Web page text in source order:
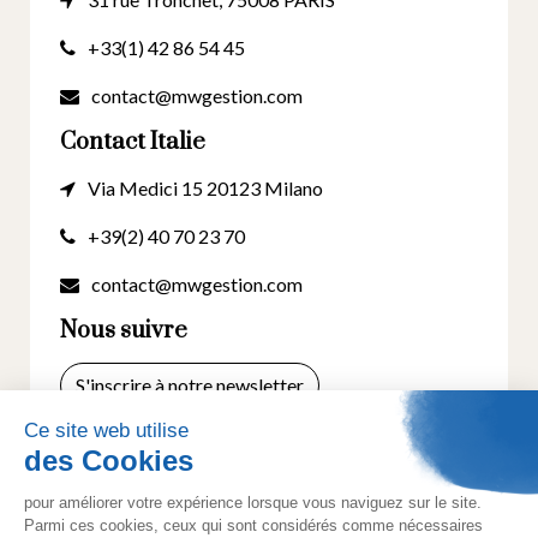
+33(1) 42 86 54 45
contact@mwgestion.com
Contact Italie
Via Medici 15 20123 Milano
+39(2) 40 70 23 70
contact@mwgestion.com
Nous suivre
S'inscrire à notre newsletter
© 2025 Tous droits réservés. Créé par Actusite.fr
Mentions légales-Cookies- Politique de
confidentialité